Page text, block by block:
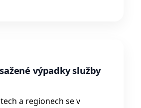
výpadky služby
a regionech se v